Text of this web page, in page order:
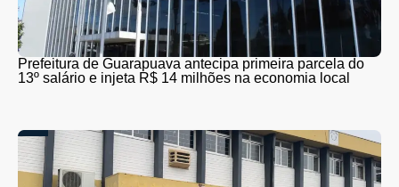
Prefeitura de Guarapuava antecipa primeira parcela do
13º salário e injeta R$ 14 milhões na economia local